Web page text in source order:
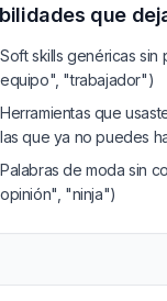
que
Soft skills genéricas sin
equipo", "trabajador")
Herramientas que
las que ya no puedes
Palabras de moda sin
opinión", "ninja")